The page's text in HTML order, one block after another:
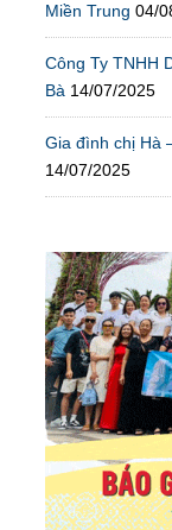
Miền Trung 04/
Công Ty TNHH
Bà 14/07/2025
Gia đình chị Hà
14/07/2025